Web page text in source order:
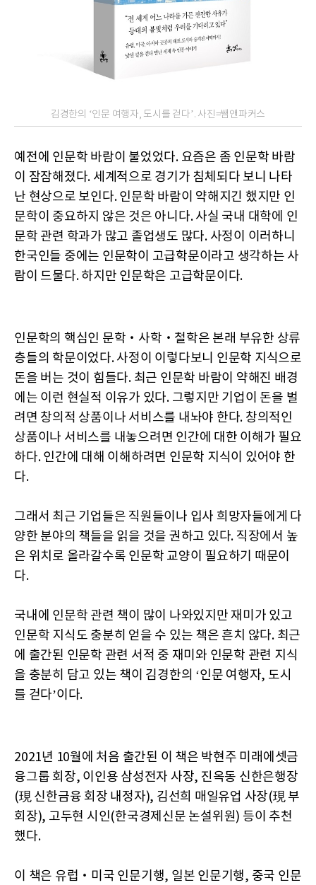
김경한의 ‘인문 여행자, 도시를 걷다’. 사진=쌤앤파커스
예전에 인문학 바람이 불었었다. 요즘은 좀 인문학 바람
이 잠잠해졌다. 세계적으로 경기가 침체되다 보니 나타
난 현상으로 보인다. 인문학 바람이 약해지긴 했지만 인
문학이 중요하지 않은 것은 아니다. 사실 국내 대학에 인
문학 관련 학과가 많고 졸업생도 많다. 사정이 이러하니
한국인들 중에는 인문학이 고급학문이라고 생각하는 사
람이 드물다. 하지만 인문학은 고급학문이다.
인문학의 핵심인 문학‧사학‧철학은 본래 부유한 상류
층들의 학문이었다. 사정이 이렇다보니 인문학 지식으로
돈을 버는 것이 힘들다. 최근 인문학 바람이 약해진 배경
에는 이런 현실적 이유가 있다. 그렇지만 기업이 돈을 벌
려면 창의적 상품이나 서비스를 내놔야 한다. 창의적인
상품이나 서비스를 내놓으려면 인간에 대한 이해가 필요
하다. 인간에 대해 이해하려면 인문학 지식이 있어야 한
다.
그래서 최근 기업들은 직원들이나 입사 희망자들에게 다
양한 분야의 책들을 읽을 것을 권하고 있다. 직장에서 높
은 위치로 올라갈수록 인문학 교양이 필요하기 때문이
다.
국내에 인문학 관련 책이 많이 나와있지만 재미가 있고
인문학 지식도 충분히 얻을 수 있는 책은 흔치 않다. 최근
에 출간된 인문학 관련 서적 중 재미와 인문학 관련 지식
을 충분히 담고 있는 책이 김경한의 ‘인문 여행자, 도시
를 걷다’이다.
2021년 10월에 처음 출간된 이 책은 박현주 미래에셋금
융그룹 회장, 이인용 삼성전자 사장, 진옥동 신한은행장
(現 신한금융 회장 내정자), 김선희 매일유업 사장(現 부
회장), 고두현 시인(한국경제신문 논설위원) 등이 추천
했다.
이 책은 유럽‧미국 인문기행, 일본 인문기행, 중국 인문